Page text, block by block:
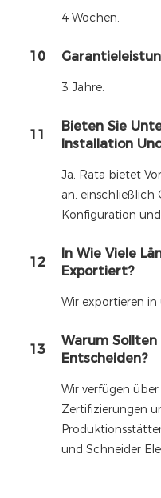
4 Wochen.
10
3 Jahre.
11
Bieten Sie
Installation
Ja, Rata bietet
an, einschließlich
Konfiguration
12
In Wie Viele
Exportiert?
Wir exportieren
13
Warum Sollten
Entscheiden?
Wir verfügen
Zertifizierungen
und Schneider